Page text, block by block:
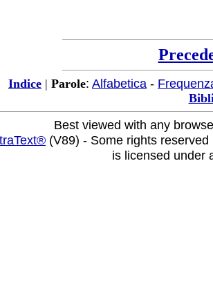
Indice | Parole: Alfabetica -
Best viewed with any
(V89) - Some rights
is licensed under